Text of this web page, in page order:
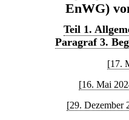
EnWG)
Teil 1.
Paragraf 3.
[17.
[16. Mai
[29. Dezember